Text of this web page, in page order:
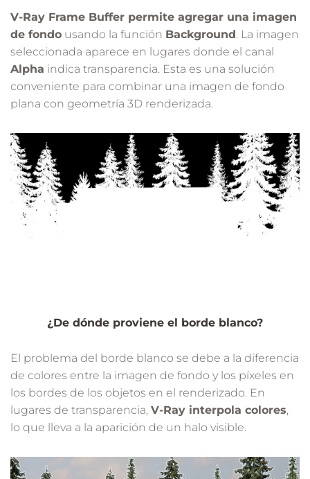
V-Ray Frame Buffer permite agregar una imagen
de fondo usando la función Background . La imagen
seleccionada aparece en lugares donde el canal
Alpha indica transparencia. Esta es una solución
conveniente para combinar una imagen de fondo
plana con geometría 3D renderizada.
¿De dónde proviene el borde blanco?
El problema del borde blanco se debe a la diferencia
de colores entre la imagen de fondo y los píxeles en
los bordes de los objetos en el renderizado. En
lugares de transparencia, V-Ray interpola colores,
lo que lleva a la aparición de un halo visible.